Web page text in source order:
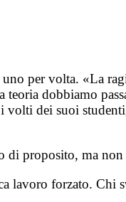
per volta. «La
dobbiamo
dei suoi
proposito, ma
lavoro forzato. Chi